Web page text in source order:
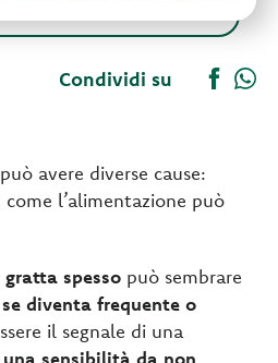
Condividi su
avere diverse cause:
l’alimentazione può
gratta spesso può sembrare
se diventa frequente o
il segnale di una
sensibilità da non